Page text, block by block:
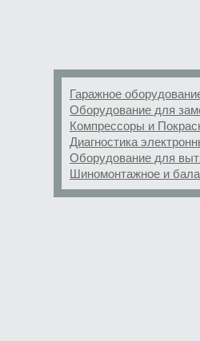
Гаражное
Оборудование для
Компрессоры и
Диагностика
Оборудование для
Шиномонтажное и